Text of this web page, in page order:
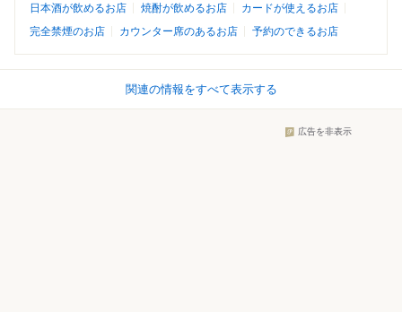
日本酒が飲めるお店 焼酎が飲めるお店
カードが使えるお店
完全禁煙のお店
カウンター席のあるお店 予約のできるお店
関連の情報をすべて表示する
広告を非表示